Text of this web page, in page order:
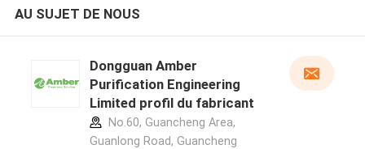
AU SUJET DE NOUS
Dongguan Amber
Purification Engineering
Limited profil du fabricant
No.60, Guancheng Area,
Guanlong Road, Guancheng